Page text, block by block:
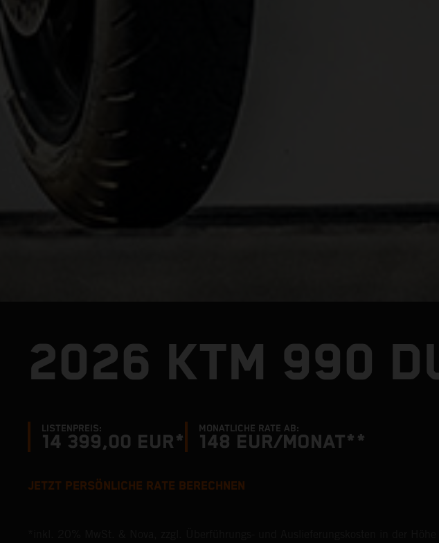
2026 KTM 990
LISTENPREIS:
14 399,00 EUR*
MONATLICHE RATE AB:
148 EUR/MONAT**
JETZT PERSÖNLICHE RATE BERECHNEN